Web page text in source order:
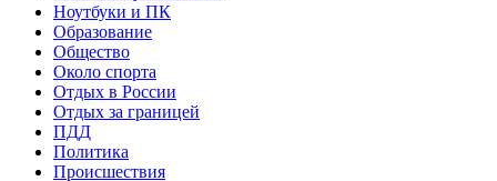
Ноутбуки и ПК
Образование
Общество
Около спорта
Отдых в России
Отдых за границей
ПДД
Политика
Происшествия